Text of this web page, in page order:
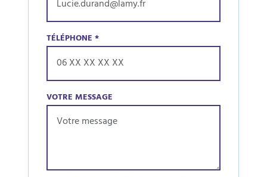
TÉLÉPHONE*
VOTRE MESSAGE